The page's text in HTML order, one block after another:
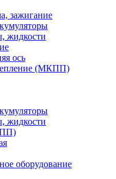
зажигание
жидкости
ось
(МКПП)
жидкости
оборудование